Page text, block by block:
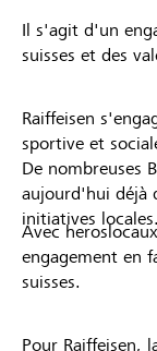
Il s'agit d'un
suisses et des
Raiffeisen
sportive et
De nombreuses
aujourd'hui déjà
initiatives locales.
Avec
engagement en
suisses.
Pour Raiffeisen,